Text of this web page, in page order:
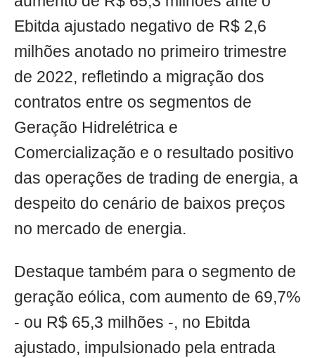
Ebitda ajustado negativo de R$ 2,6
milhões anotado no primeiro trimestre
de 2022, refletindo a migração dos
contratos entre os segmentos de
Geração Hidrelétrica e
Comercialização e o resultado positivo
das operações de trading de energia, a
despeito do cenário de baixos preços
no mercado de energia.
Destaque também para o segmento de
geração eólica, com aumento de 69,7%
- ou R$ 65,3 milhões -, no Ebitda
ajustado, impulsionado pela entrada